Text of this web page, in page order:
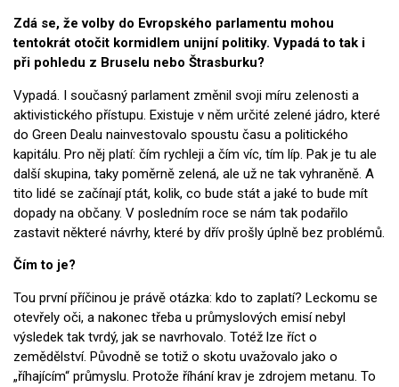
Zdá se, že volby do Evropského parlamentu mohou
tentokrát otočit kormidlem unijní politiky. Vypadá to tak i
při pohledu z Bruselu nebo Štrasburku?
Vypadá. I současný parlament změnil svoji míru zelenosti a
aktivistického přístupu. Existuje v něm určité zelené jádro, které
do Green Dealu nainvestovalo spoustu času a politického
kapitálu. Pro něj platí: čím rychleji a čím víc, tím líp. Pak je tu ale
další skupina, taky poměrně zelená, ale už ne tak vyhraněně. A
tito lidé se začínají ptát, kolik, co bude stát a jaké to bude mít
dopady na občany. V posledním roce se nám tak podařilo
zastavit některé návrhy, které by dřív prošly úplně bez problémů.
Čím to je?
Tou první příčinou je právě otázka: kdo to zaplatí? Leckomu se
otevřely oči, a nakonec třeba u průmyslových emisí nebyl
výsledek tak tvrdý, jak se navrhovalo. Totéž lze říct o
zemědělství. Původně se totiž o skotu uvažovalo jako o
„říhajícím“ průmyslu. Protože říhání krav je zdrojem metanu. To